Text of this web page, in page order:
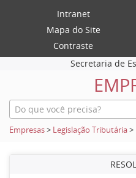
Intranet
Mapa do Site
Contraste
Secretaria de
Empresas> Legislação Tributária>